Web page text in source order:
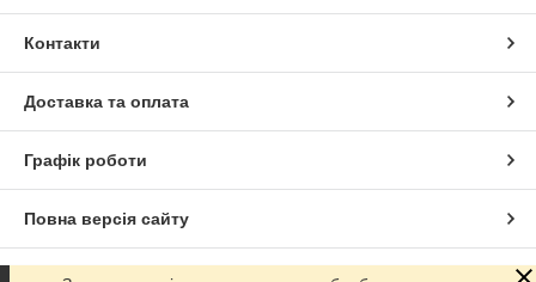
Контакти
Доставка та оплата
Графік роботи
Повна версія сайту
Сайт створено на маркетплейсі Prom.ua